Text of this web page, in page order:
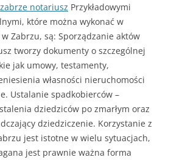
zabrze notariusz Przykładowymi
które można wykonać w
Zabrzu, są: Sporządzanie aktów
tworzy dokumenty o szczególnej
jak umowy, testamenty,
własności nieruchomości
Ustalanie spadkobierców –
dziedziców po zmarłym oraz
dziedziczenie. Korzystanie z
jest istotne w wielu sytuacjach,
jest prawnie ważna forma